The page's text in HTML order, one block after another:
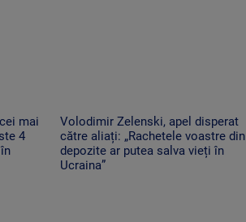
mai
4
Volodimir Zelenski, apel disperat
către aliați: „Rachetele voastre din
depozite ar putea salva vieți în
Ucraina”